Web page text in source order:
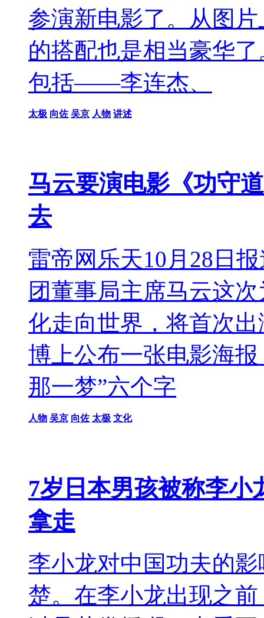
参演新电影了。从图
的搭配也是相当豪华
包括——李连杰、
太极 向佐 吴京 人物 讲述
马云要演电影《功守
去
雷帝网乐天10月28日
团董事局主席马云这
化走向世界，将首次
博上公布一张电影海
那一梦”六个字
人物 吴京 向佐 太极 文化
7岁日本男孩被称李小
拿走
李小龙对中国功夫的
楚。在李小龙出现之